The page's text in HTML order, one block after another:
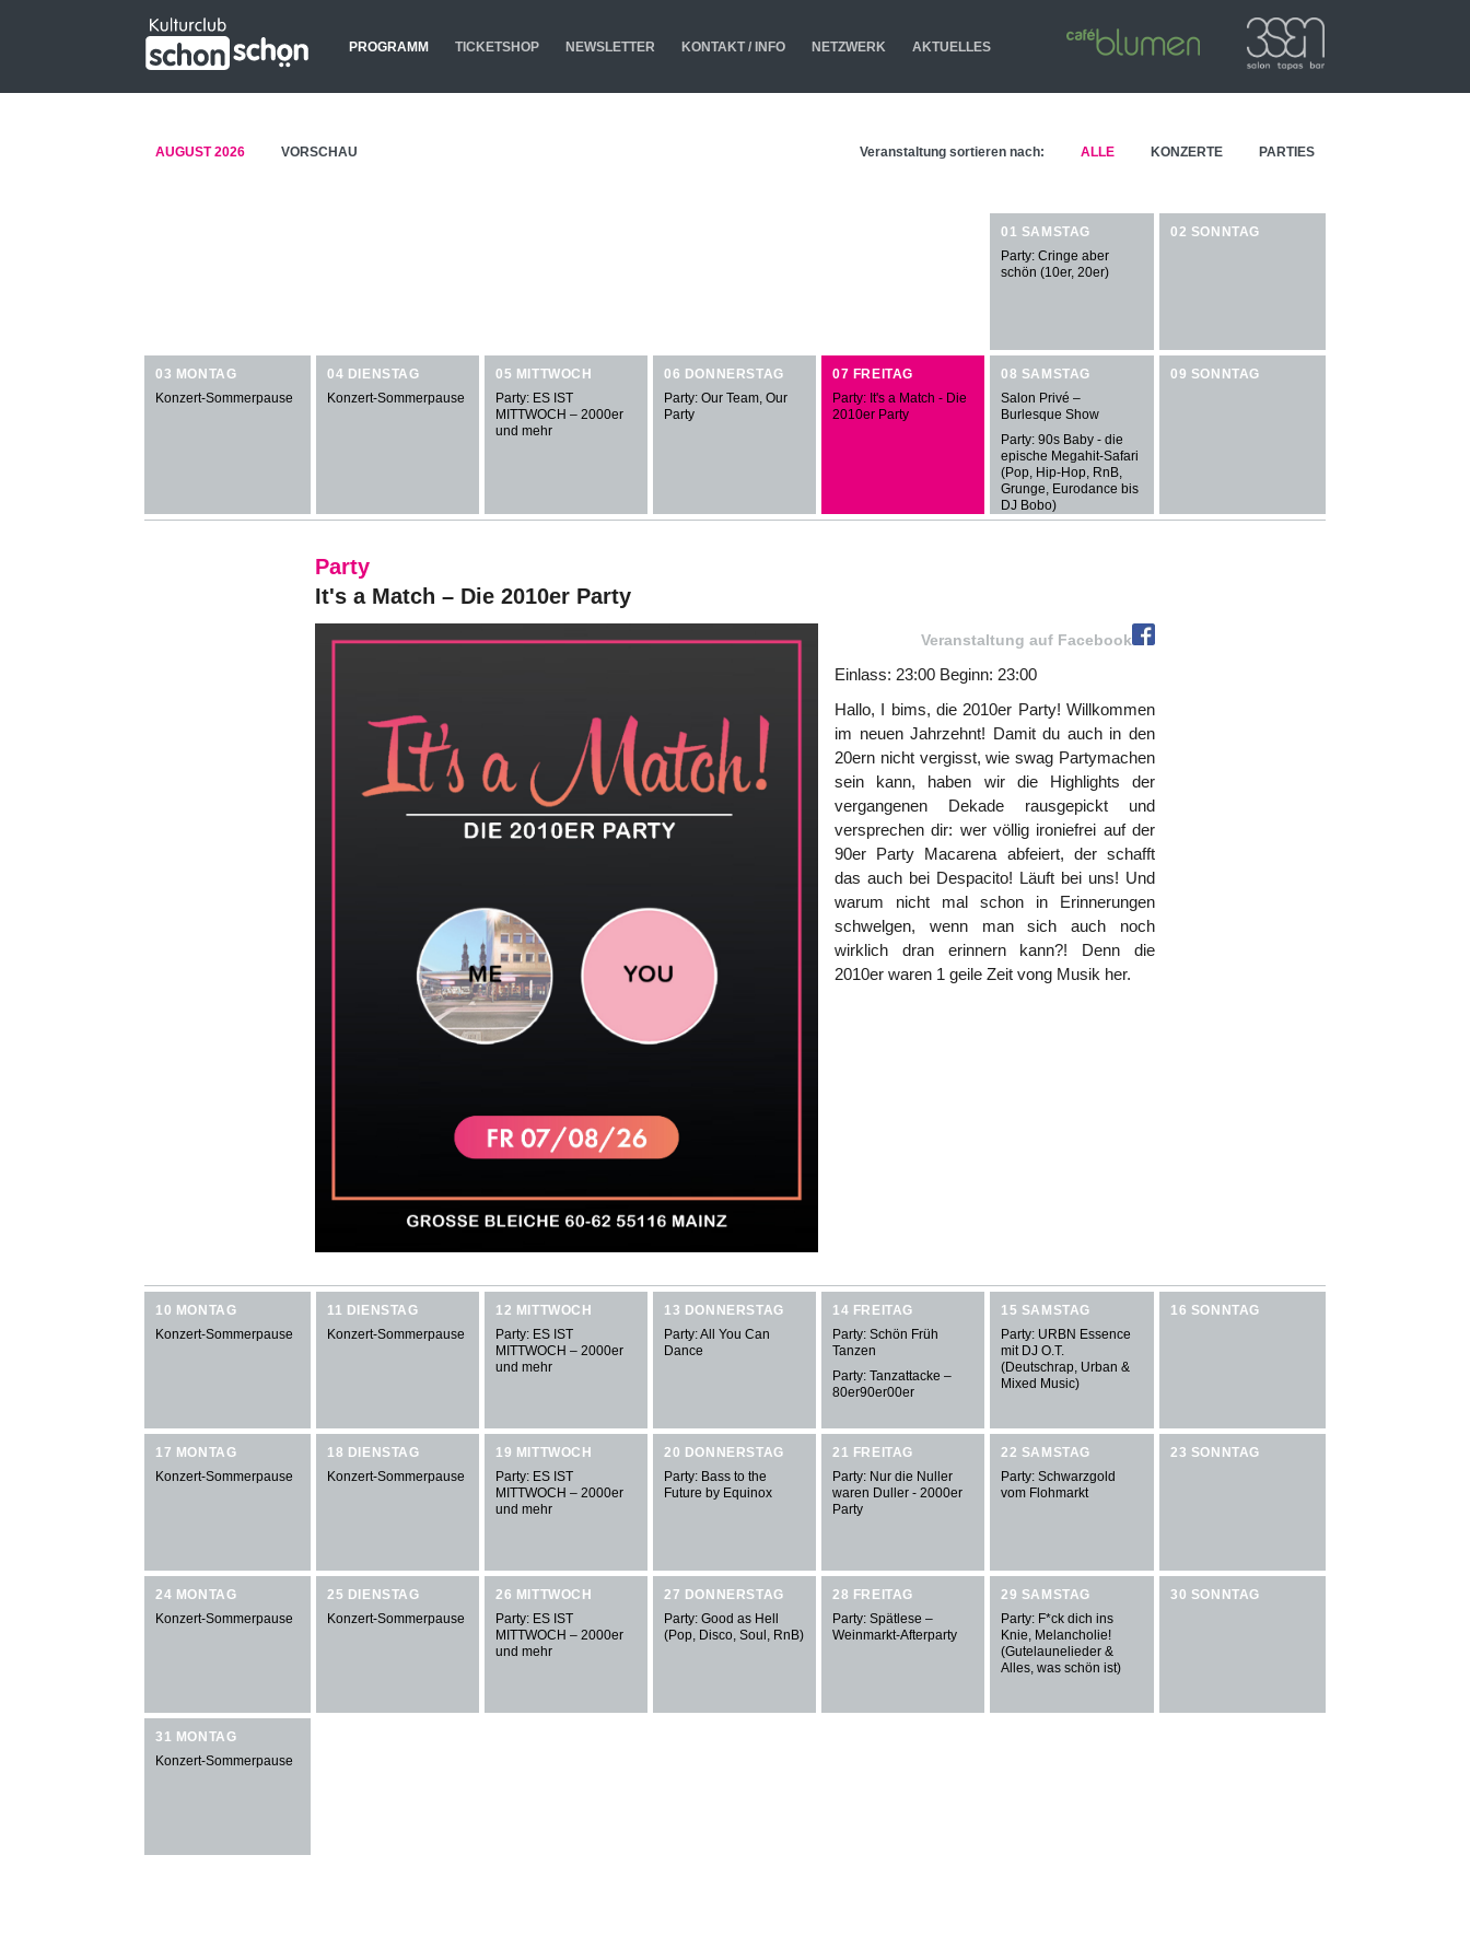
PROGRAMM
TICKETSHOP NEWSLETTER KONTAKT / INFO NETZWERK AKTUELLES
AUGUST 2026 VORSCHAU Veranstaltung sortieren nach: ALLE KONZERTE PARTIES
01 SAMSTAG
Party: Cringe aber
schön (10er, 20er)
02 SONNTAG
03 MONTAG
Konzert-Sommerpause
04 DIENSTAG
Konzert-Sommerpause
05 MITTWOCH
Party: ES IST
MITTWOCH – 2000er
und mehr
06 DONNERSTAG
Party: Our Team, Our
Party
07 FREITAG
Party: It's a Match - Die
2010er Party
08 SAMSTAG
Salon Privé –
Burlesque Show
Party: 90s Baby - die
epische Megahit-Safari
(Pop, Hip-Hop, RnB,
Grunge, Eurodance bis
DJ Bobo)
09 SONNTAG
Party
It's a Match – Die 2010er Party
Veranstaltung auf Facebook
Einlass: 23:00 Beginn: 23:00
Hallo, I bims, die 2010er Party! Willkommen
im neuen Jahrzehnt! Damit du auch in den
20ern nicht vergisst, wie swag Partymachen
sein kann, haben wir die Highlights der
vergangenen Dekade rausgepickt und
versprechen dir: wer völlig ironiefrei auf der
90er Party Macarena abfeiert, der schafft
das auch bei Despacito! Läuft bei uns! Und
warum nicht mal schon in Erinnerungen
schwelgen, wenn man sich auch noch
wirklich dran erinnern kann?! Denn die
2010er waren 1 geile Zeit vong Musik her.
10 MONTAG
Konzert-Sommerpause
11 DIENSTAG
Konzert-Sommerpause
12 MITTWOCH
Party: ES IST
MITTWOCH – 2000er
und mehr
13 DONNERSTAG
Party: All You Can
Dance
14 FREITAG
Party: Schön Früh
Tanzen
Party: Tanzattacke –
80er90er00er
15 SAMSTAG
Party: URBN Essence
mit DJ O.T.
(Deutschrap, Urban &
Mixed Music)
16 SONNTAG
17 MONTAG
Konzert-Sommerpause
18 DIENSTAG
Konzert-Sommerpause
19 MITTWOCH
Party: ES IST
MITTWOCH – 2000er
und mehr
20 DONNERSTAG
Party: Bass to the
Future by Equinox
21 FREITAG
Party: Nur die Nuller
waren Duller - 2000er
Party
22 SAMSTAG
Party: Schwarzgold
vom Flohmarkt
23 SONNTAG
24 MONTAG
Konzert-Sommerpause
25 DIENSTAG
Konzert-Sommerpause
26 MITTWOCH
Party: ES IST
MITTWOCH – 2000er
und mehr
27 DONNERSTAG
Party: Good as Hell
(Pop, Disco, Soul, RnB)
28 FREITAG
Party: Spätlese –
Weinmarkt-Afterparty
29 SAMSTAG
Party: F*ck dich ins
Knie, Melancholie!
(Gutelaunelieder &
Alles, was schön ist)
30 SONNTAG
31 MONTAG
Konzert-Sommerpause